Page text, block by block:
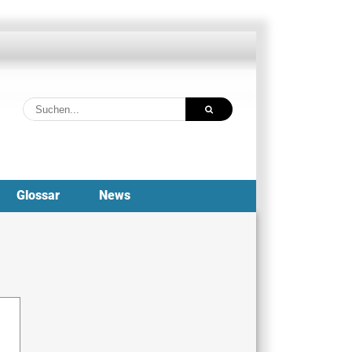
Suche
nach:
Glossar News